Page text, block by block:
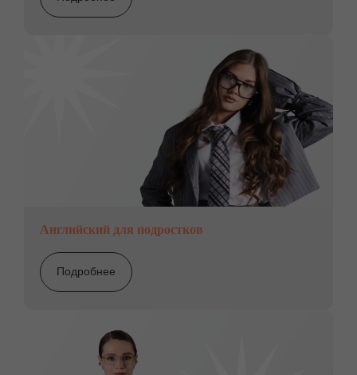
Английский для подростков
Подробнее